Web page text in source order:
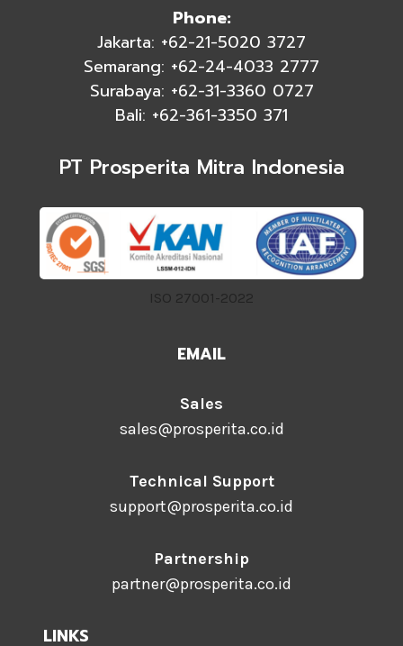
Phone:
Jakarta: +62-21-5020 3727
Semarang: +62-24-4033 2777
Surabaya: +62-31-3360 0727
Bali: +62-361-3350 371
PT Prosperita Mitra Indonesia
ISO 27001-2022
EMAIL
Sales
sales@prosperita.co.id
Technical Support
support@prosperita.co.id
Partnership
partner@prosperita.co.id
LINKS